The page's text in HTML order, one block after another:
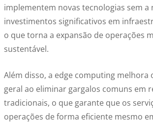
implementem novas tecnologias sem a
investimentos significativos em
o quetorna a expansão de operações
sustentável.
Além disso, a edge computing melhora
geral ao eliminar gargalos comuns em
tradicionais, o que garante que os
operações de forma eficiente mesmo